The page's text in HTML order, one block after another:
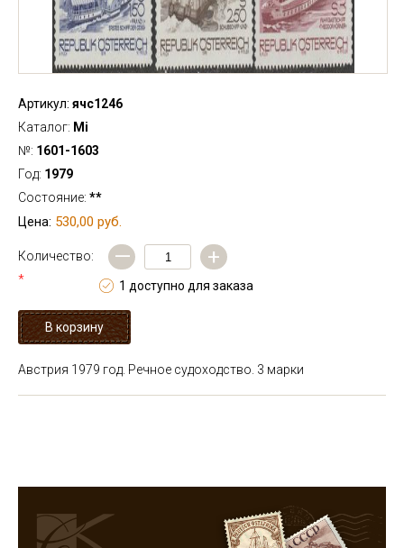
Артикул: ячс1246
Каталог: Mi
№: 1601-1603
Год: 1979
Состояние: **
Цена: 530,00 руб.
Количество:
*
— +
1 доступно для заказа
Австрия 1979 год. Речное судоходство. 3 марки